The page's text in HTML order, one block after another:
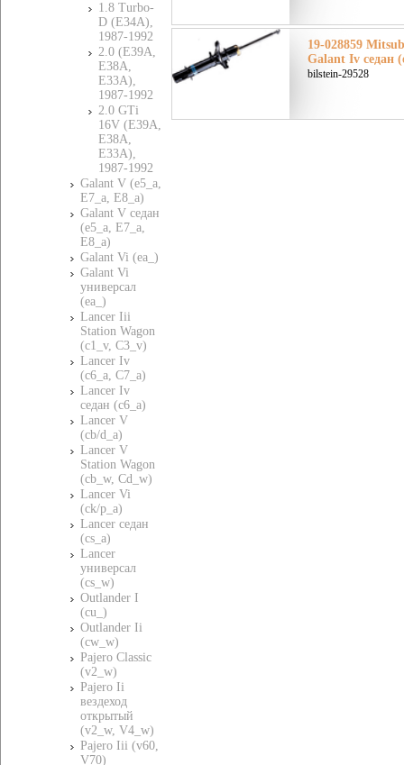
1.8 Turbo-
D (E34A),
1987-1992
2.0 (E39A,
E38A,
E33A),
1987-1992
2.0 GTi
16V (E39A,
E38A,
E33A),
1987-1992
Galant V (e5_a,
E7_a, E8_a)
Galant V седан
(e5_a, E7_a,
E8_a)
Galant Vi (ea_)
Galant Vi
универсал
(ea_)
Lancer Iii
Station Wagon
(c1_v, C3_v)
Lancer Iv
(c6_a, C7_a)
Lancer Iv
седан (c6_a)
Lancer V
(cb/d_a)
Lancer V
Station Wagon
(cb_w, Cd_w)
Lancer Vi
(ck/p_a)
Lancer седан
(cs_a)
Lancer
универсал
(cs_w)
Outlander I
(cu_)
Outlander Ii
(cw_w)
Pajero Classic
(v2_w)
Pajero Ii
вездеход
открытый
(v2_w, V4_w)
Pajero Iii (v60,
V70)
19-028859
Galant Iv седан
bilstein-29528